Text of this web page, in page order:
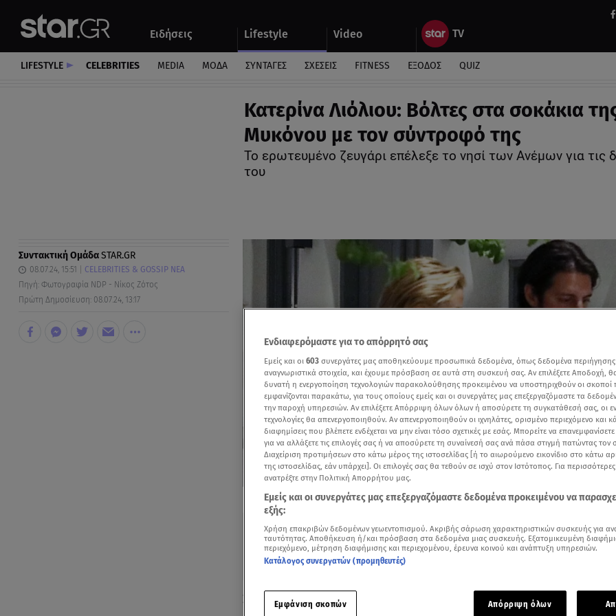
Ειδήσεις Lifestyle Video
Αυτοκίνητο
LIFESTYLE CELEBRITIES MEDIA ΜΟΔΑ ΣΥΝΤΑΓΕΣ ΣΧΕΣΕΙΣ FITNESS ΕΞΟΔΟΣ QUIZ
Κατερίνα Λιόλιου: Βόλτες στα σοκάκια
Μυκόνου με τον σύντροφό της
Το ερωτευμένο ζευγάρι επέλεξε το νησί των Ανέμων για τις
του
Συντακτική ΟμάδαSTAR.GR
08.07.24, 15:51
CELEBRITIES & GOSSIP ΝΕΑ
Πηγή: Φωτογραφία NDP - Νίκος Ζότος
Πρώτη Δημοσίευση: 08.07.24, 13:17
Δείτε περισσότερα άρθρα μας στην αναζήτηση σας
Πρόσθηκη star.gr στις επιλογές σας
Δείτε περισσότερα άρθρα μας στα αποτελέσματα αναζήτησης
Add star.gr on Google
Σε ένα διάλειμμα από τις επαγγελματικές της υποχρεώσεις η
Κατερίνα
Ενδιαφερόμαστε για το απόρρητό σας
Εμείς και οι 603 συνεργάτες μας αποθηκεύουμε προσωπικά δεδομένα, όπως δεδομένα
αναγνωριστικά στοιχεία, και έχουμε πρόσβαση σε αυτά στη συσκευή σας. Αν επιλέξετε Αποδοχή,
δυνατή η ενεργοποίηση τεχνολογιών παρακολούθησης προκειμένου να υποστηριχθούν οι σκοποί
εμφανίζονται παρακάτω, για τους οποίους εμείς και οι συνεργάτες μας επεξεργαζόμαστε τα
την παροχή υπηρεσιών. Αν επιλέξετε Απόρριψη όλων όλων ή αποσύρετε τη συγκατάθεσή σας, οι
τεχνολογίες θα απενεργοποιηθούν. Αν απενεργοποιηθούν οι ιχνηλάτες, ορισμένο περιεχόμενο και
διαφημίσεις που βλέπετε ενδέχεται να μην είναι τόσο σχετικές με εσάς. Μπορείτε να
για να αλλάξετε τις επιλογές σας ή να αποσύρετε τη συναίνεσή σας ανά πάσα στιγμή πατώντας τον
Διαχείριση προτιμήσεων στο κάτω μέρος της ιστοσελίδας [ή το αιωρούμενο εικονίδιο στο κάτω
της ιστοσελίδας, εάν υπάρχει]. Οι επιλογές σας θα τεθούν σε ισχύ στον Ιστότοπος. Για
ανατρέξτε στην Πολιτική Απορρήτου μας.
Εμείς και οι συνεργάτες μας επεξεργαζόμαστε δεδομένα προκειμένου να
εξής:
Χρήση επακριβών δεδομένων γεωεντοπισμού. Ακριβής σάρωση χαρακτηριστικών συσκευής για
ταυτότητας. Αποθήκευση ή/και πρόσβαση στα δεδομένα μιας συσκευής. Εξατομικευμένη
περιεχόμενο, μέτρηση διαφήμισης και περιεχομένου, έρευνα κοινού και ανάπτυξη υπηρεσιών.
Κατάλογος συνεργατών (προμηθευτές)
Εμφάνιση σκοπών Απόρριψη όλων